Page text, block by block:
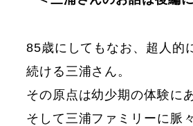
85歳にしてもなお、超人的
続ける三浦さん。
その原点は幼少期の体験に
そして三浦ファミリーに脈